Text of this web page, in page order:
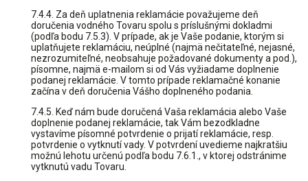
7.4.4. Za deň uplatnenia reklamácie považujeme deň
doručenia vodného Tovaru spolu s príslušnými dokladmi
(podľa bodu 7.5.3). V prípade, ak je Vaše podanie, ktorým si
uplatňujete reklamáciu, neúplné (najmä nečitateľné, nejasné,
nezrozumiteľné, neobsahuje požadované dokumenty a pod.),
písomne, najmä e-mailom si od Vás vyžiadame doplnenie
podanej reklamácie. V tomto prípade reklamačné konanie
začína v deň doručenia Vášho doplneného podania.
7.4.5. Keď nám bude doručená Vaša reklamácia alebo Vaše
doplnenie podanej reklamácie, tak Vám bezodkladne
vystavíme písomné potvrdenie o prijatí reklamácie, resp.
potvrdenie o vytknutí vady. V potvrdení uvedieme najkratšiu
možnú lehotu určenú podľa bodu 7.6.1., v ktorej odstránime
vytknutú vadu Tovaru.